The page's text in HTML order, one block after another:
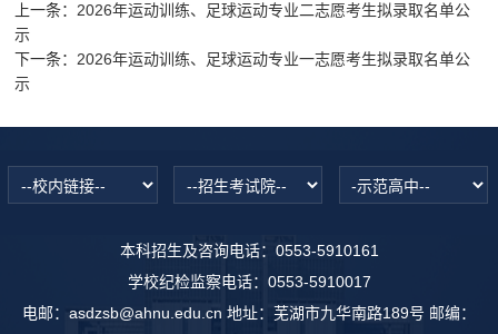
上一条：2026年运动训练、足球运动专业二志愿考生拟录取名单公
示
下一条：2026年运动训练、足球运动专业一志愿考生拟录取名单公
示
本科招生及咨询电话：0553-5910161
学校纪检监察电话：0553-5910017
电邮：asdzsb@ahnu.edu.cn 地址：芜湖市九华南路189号 邮编：